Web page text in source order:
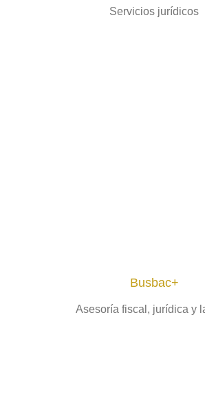
Servicios jurídicos
Busbac+
Asesoría fiscal, jurídica y